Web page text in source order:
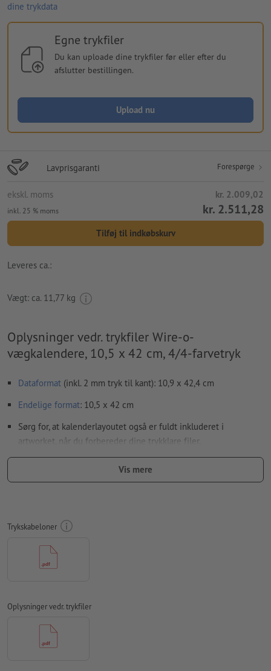
dine trykdata
Egne trykfiler
Du kan uploade dine trykfiler før eller efter du
afslutter bestillingen.
Upload nu
Lavprisgaranti Forespørge
ekskl. moms kr. 2.009,02
inkl. 25 % moms kr. 2.511,28
Tilføj til indkøbskurv
Leveres ca.:
Vægt: ca. 11,77 kg
Oplysninger vedr. trykfiler Wire-o-
vægkalendere, 10,5 x 42 cm, 4/4-farvetryk
Dataformat (inkl. 2 mm tryk til kant): 10,9 x 42,4 cm
Endelige format: 10,5 x 42 cm
Sørg for, at kalenderlayoutet også er fuldt inkluderet i
artworket, når du forbereder dine trykklare filer.
Bemærk: Hvis du beslutter dig for Wire-O-indbindingen i
for at garantere en korrekt opsætning.
Opløsning:
Medtag en margen
Skrifttyperskal integreres helt eller konverteres til kurver
farvetilstand:
papir, FOGRA52 (PSO Uncoated v3 FOGRA52) til ubestrøget
Vis mere
Trykskabeloner
Oplysninger vedr. trykfiler